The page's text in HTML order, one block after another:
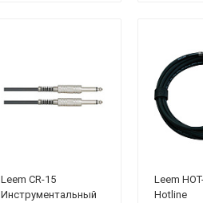
Leem CR-15
Инструментальный
Leem
Hotline